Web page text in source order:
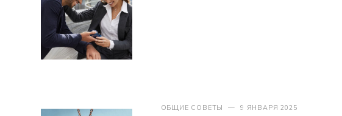
ОБЩИЕ СОВЕТЫ — 9 ЯНВАРЯ 2025